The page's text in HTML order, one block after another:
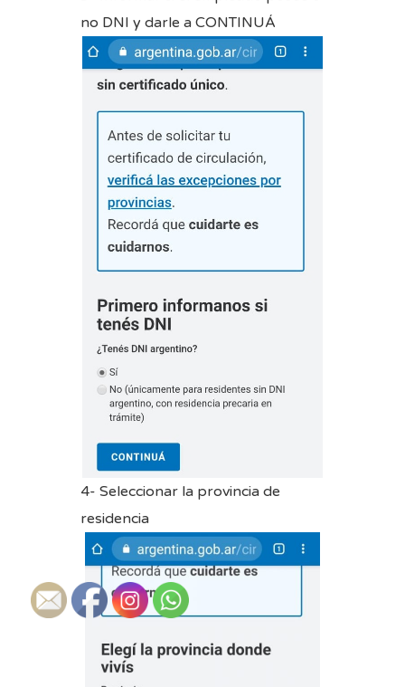
no DNI y darle a CONTINUÁ
4- Seleccionar la provincia de
residencia